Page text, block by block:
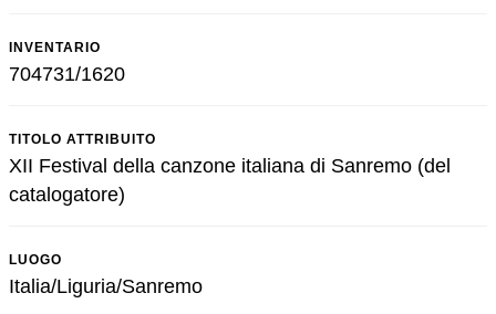
INVENTARIO
704731/1620
TITOLO ATTRIBUITO
XII Festival della canzone italiana di Sanremo (del
catalogatore)
LUOGO
Italia/Liguria/Sanremo